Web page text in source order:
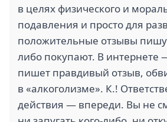
в целях физического и
подавления и просто для
положительные отзывы
либо покупают. В интернете
пишет правдивый отзыв,
в «алкоголизме». К.!
действия — впереди. Вы не